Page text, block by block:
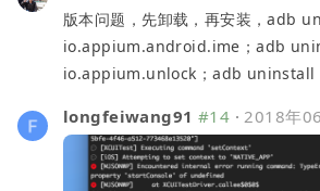
版本问题，先卸载，再安装，adb
io.appium.android.ime；adb
io.appium.unlock；adb
longfeiwang91 #14 ·2018年